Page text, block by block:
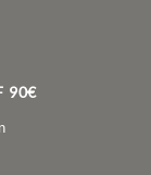
90€